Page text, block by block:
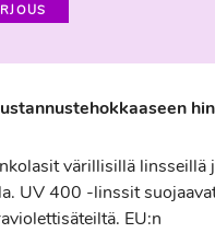
värillisillä linsseillä
UV 400 -linssit
EU:n